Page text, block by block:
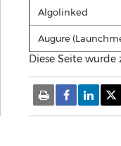
Algolinked
Augure
Diese Seite